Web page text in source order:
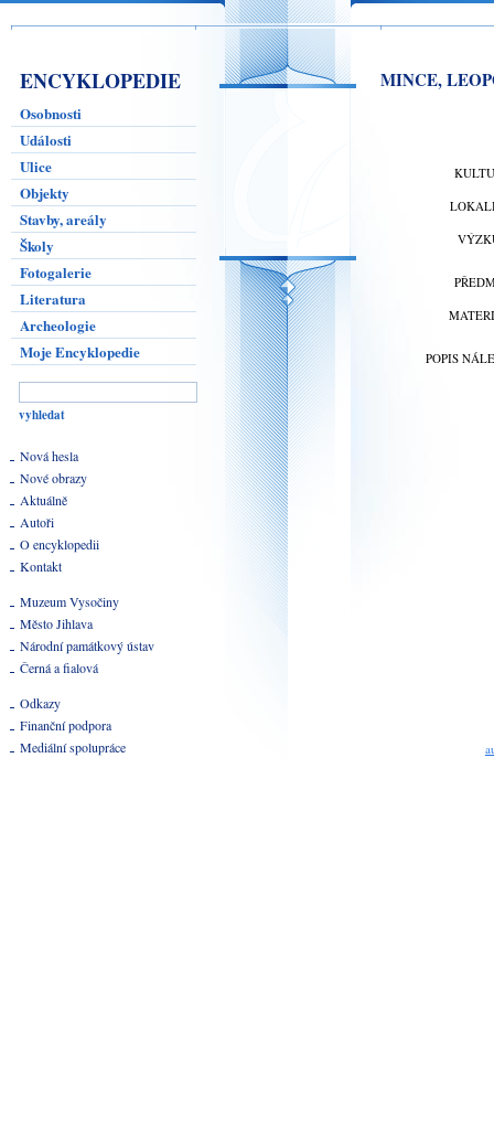
ENCYKLOPEDIE
Osobnosti
Události
Ulice
Objekty
Stavby, areály
Školy
Fotogalerie
Literatura
Archeologie
Moje Encyklopedie
Nová hesla
Nové obrazy
Aktuálně
Autoři
O encyklopedii
Kontakt
Muzeum Vysočiny
Město Jihlava
Národní památkový ústav
Černá a fialová
Odkazy
Finanční podpora
Mediální spolupráce
MINCE,
POPIS